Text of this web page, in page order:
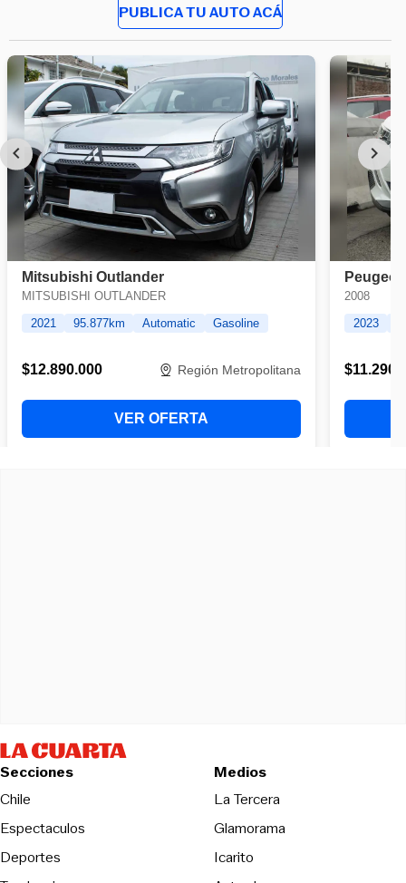
PUBLICA TU AUTO ACÁ
Secciones
Chile
Espectaculos
Deportes
Medios
La TerceraOpens in new
Glamorama
Icarito